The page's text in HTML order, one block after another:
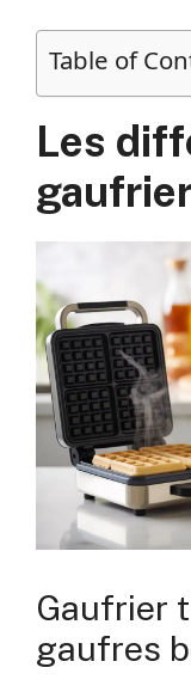
Table of
Les
Gaufrier
gaufres